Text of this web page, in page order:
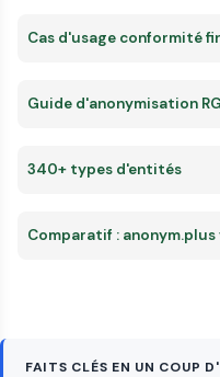
Cas d'usage conformité
Guide d'anonymisation
340+ types d'entités
Comparatif : anonym.plus
FAITS CLÉS EN UN COUP